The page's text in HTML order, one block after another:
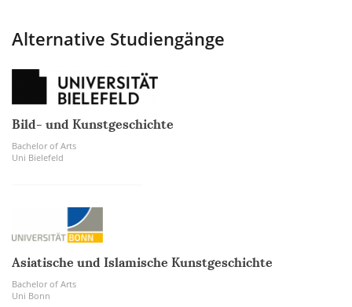
Alternative Studiengänge
Bild- und Kunstgeschichte
Bachelor of Arts
Uni Bielefeld
Asiatische und Islamische Kunstgeschichte
Bachelor of Arts
Uni Bonn